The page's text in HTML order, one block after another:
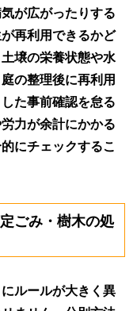
が広がったりする
再利用できるかど
壌の栄養状態や水
の整理後に再利用
た事前確認を怠る
力が余計にかかる
にチェックするこ
ごみ・樹木の処
ルールが大きく異